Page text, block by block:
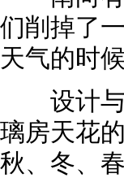
们削掉了
天气的时
设计与
璃房天花
秋、冬、